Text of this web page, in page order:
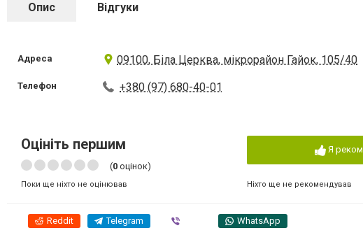
Опис Відгуки
Адреса 09100, Біла Церква, мікрорайон Гайок, 105/40
Телефон +380 (97) 680-40-01
Оцініть першим
(0 оцінок)
Поки ще ніхто не оцінював
Я
Ніхто ще не рекомендував
Reddit Telegram WhatsApp